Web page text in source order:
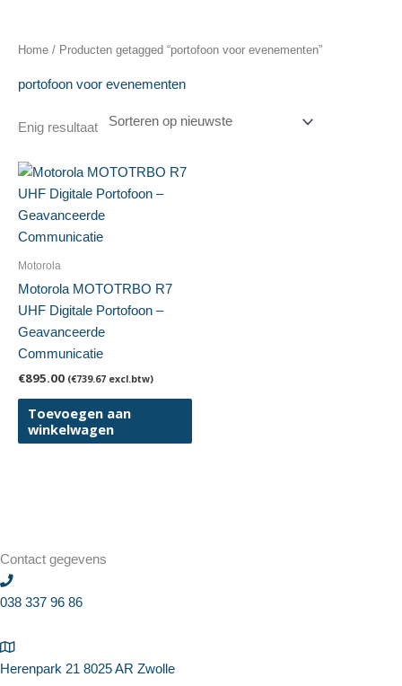
Home / Producten getagged “portofoon voor evenementen”
portofoon voor evenementen
Enig resultaat
Motorola
Motorola MOTOTRBO R7
UHF Digitale Portofoon –
Geavanceerde
Communicatie
€895.00 (€739.67 excl.btw)
Toevoegen aan
winkelwagen
Contact gegevens
038 337 96 86
Herenpark 21 8025 AR Zwolle